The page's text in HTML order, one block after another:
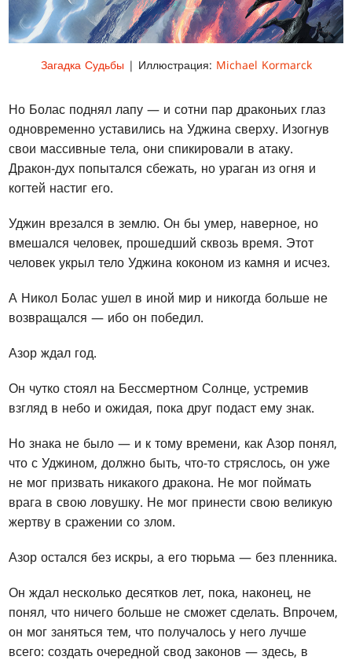
Загадка Судьбы| Иллюстрация: Michael Kormarck
Но Болас поднял лапу — и сотни пар драконьих глаз
одновременно уставились на Уджина сверху. Изогнув
свои массивные тела, они спикировали в атаку.
Дракон-дух попытался сбежать, но ураган из огня и
когтей настиг его.
Уджин врезался в землю. Он бы умер, наверное, но
вмешался человек, прошедший сквозь время. Этот
человек укрыл тело Уджина коконом из камня и исчез.
А Никол Болас ушел в иной мир и никогда больше не
возвращался — ибо он победил.
Азор ждал год.
Он чутко стоял на Бессмертном Солнце, устремив
взгляд в небо и ожидая, пока друг подаст ему знак.
Но знака не было — и к тому времени, как Азор понял,
что с Уджином, должно быть, что-то стряслось, он уже
не мог призвать никакого дракона. Не мог поймать
врага в свою ловушку. Не мог принести свою великую
жертву в сражении со злом.
Азор остался без искры, а его тюрьма — без пленника.
Он ждал несколько десятков лет, пока, наконец, не
понял, что ничего больше не сможет сделать. Впрочем,
он мог заняться тем, что получалось у него лучше
всего: создать очередной свод законов — здесь, в